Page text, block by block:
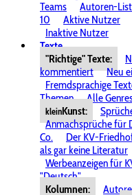
Teams
Autoren-
10
Aktive Nutzer
Inaktive Nutzer
Texte
"Richtige" Texte:
kommentiert
Neu
Fremdsprachige
Themen
Alle
kleinKunst:
Anmachsprüche für
Co.
Der KV-
als gar keine Literatur
Werbeanzeigen für
"Deutsch"
Kolumnen: